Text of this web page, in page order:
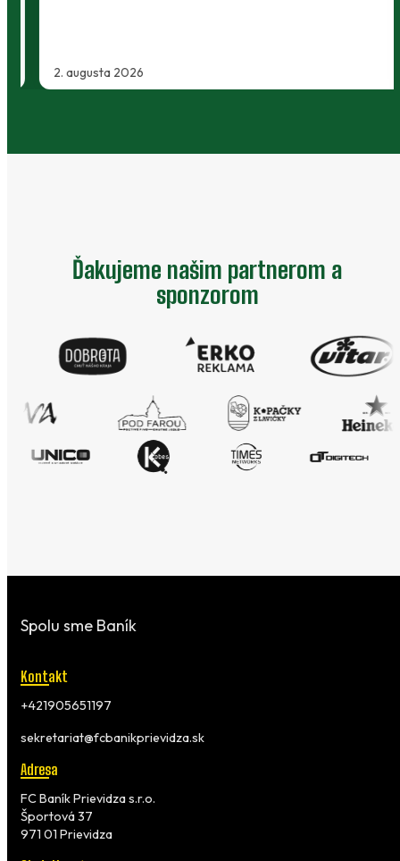
2. augusta 2026
Ďakujeme našim partnerom a
sponzorom
Spolu sme Baník
Kontakt
+421905651197
sekretariat@fcbanikprievidza.sk
Adresa
FC Baník Prievidza s.r.o.
Športová 37
971 01 Prievidza